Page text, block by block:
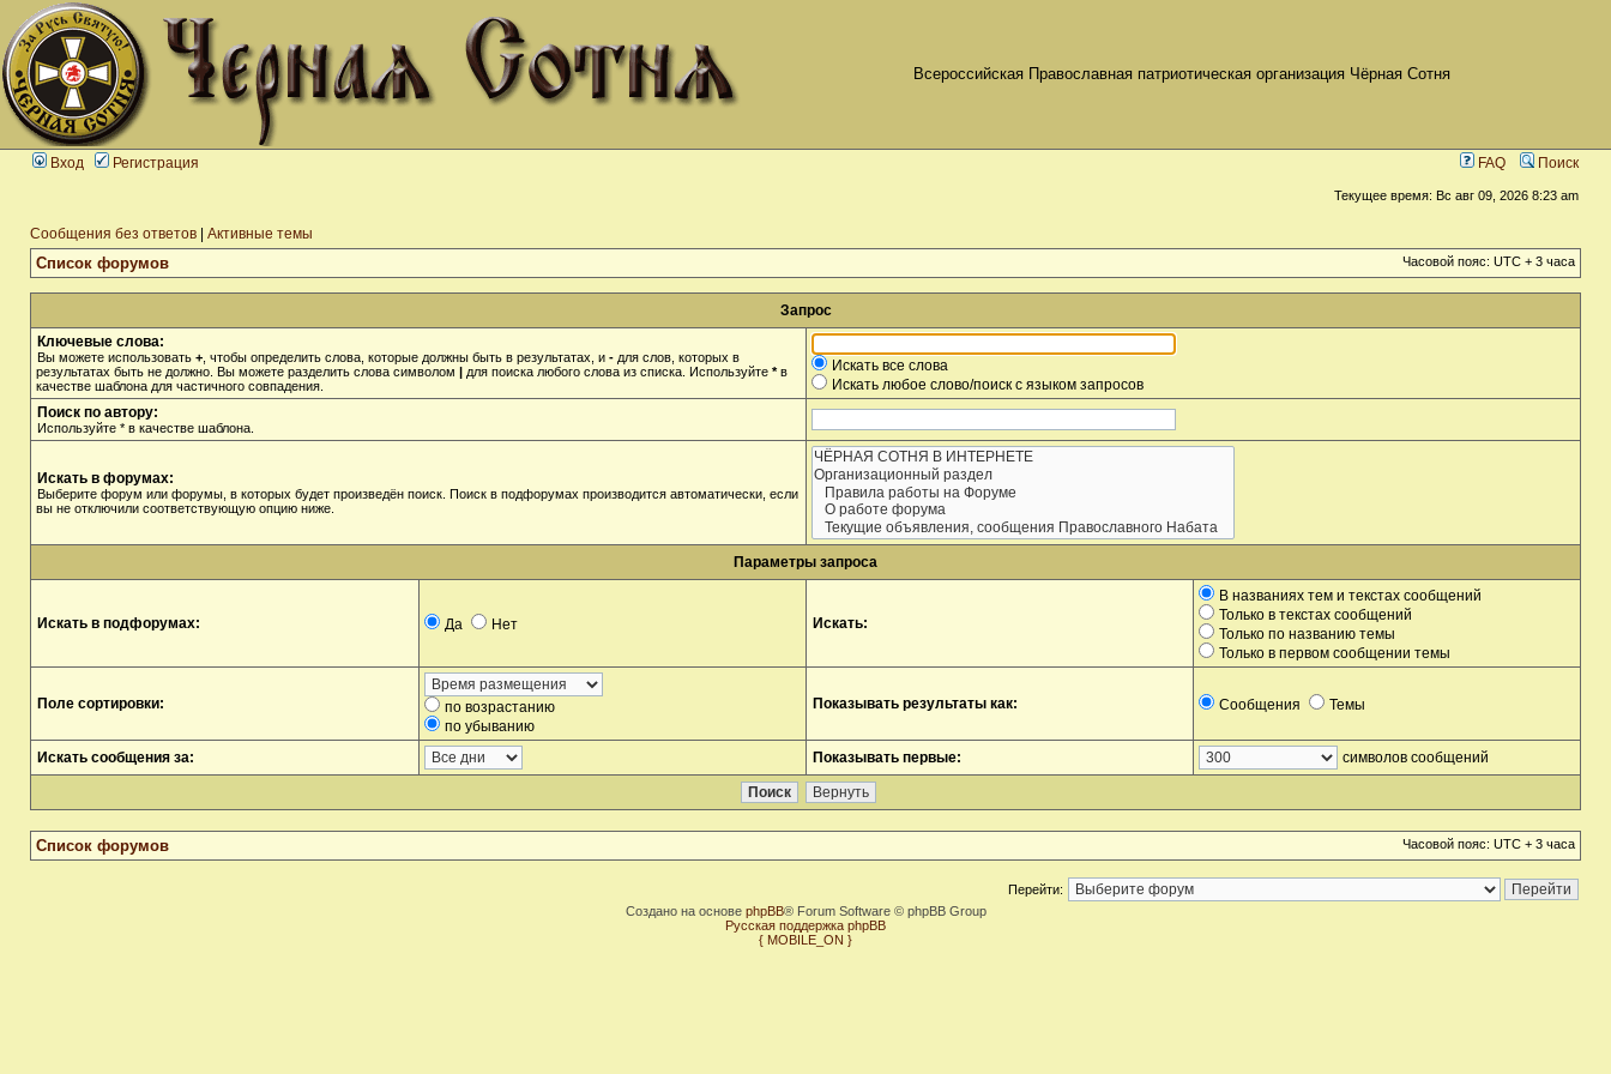
Всероссийская Православная патриотическая организация Чёрная Сотня
Вход Регистрация FAQ Поиск
Текущее время: Вс авг 09, 2026 8:23 am
Сообщения без ответов Активные темы
Список форумов Часовой пояс: UTC + 3 часа
Запрос
Ключевые слова:
Вы можете использовать + , чтобы определить слова, которые должны быть в результатах, и - для слов, которых в
результатах быть не должно. Вы можете разделить слова символом | для поиска любого слова из списка. Используйте *в
качестве шаблона для частичного совпадения.
Искать все слова
Искать любое слово/поиск с языком запросов
Поиск по автору:
Используйте * в качестве шаблона.
Искать в форумах:
Выберите форум или форумы, в которых будет произведён поиск. Поиск в подфорумах производится автоматически, если
вы не отключили соответствующую опцию ниже.
Параметры запроса
Искать в подфорумах: Да Нет Искать:
В названиях тем и текстах сообщений
Только в текстах сообщений
Только по названию темы
Только в первом сообщении темы
Поле сортировки:
по возрастанию
по убыванию
Показывать результаты как: Сообщения Темы
Искать сообщения за: Показывать первые: символов сообщений
Список форумов Часовой пояс: UTC + 3 часа
Перейти:
Создано на основе phpBB® Forum Software © phpBB Group
Русская поддержка phpBB
{ MOBILE_ON }